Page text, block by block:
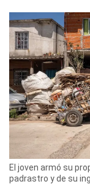
El joven armó su
padrastro y de su